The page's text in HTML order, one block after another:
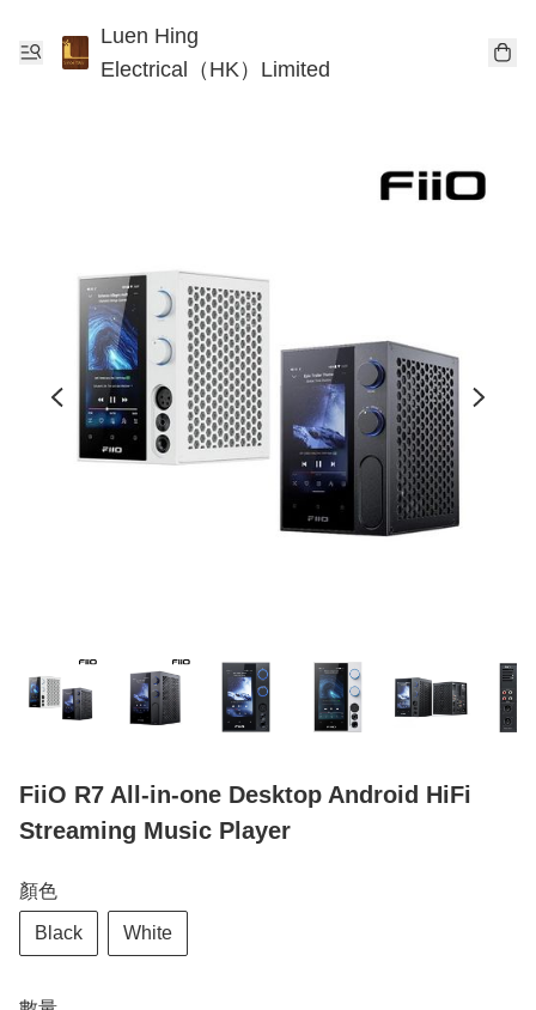
Luen Hing
Electrical（HK）Limited
FiiO R7 All-in-one Desktop Android HiFi
Streaming Music Player
顏色
Black White